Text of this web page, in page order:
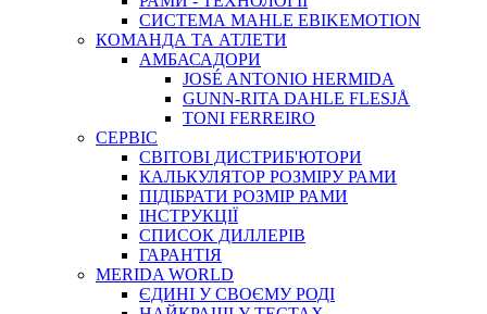
СИСТЕМА MAHLE EBIKEMOTION
КОМАНДА ТА АТЛЕТИ
АМБАСАДОРИ
JOSÉ ANTONIO HERMIDA
GUNN-RITA DAHLE FLESJÅ
TONI FERREIRO
СЕРВІС
СВІТОВІ ДИСТРИБ'ЮТОРИ
КАЛЬКУЛЯТОР РОЗМIРУ РАМИ
ПІДІБРАТИ РОЗМІР РАМИ
IНСТРУКЦIЇ
СПИСОК ДИЛЛЕРІВ
ГАРАНТIЯ
MERIDA WORLD
ЄДИНI У СВОЄМУ РОДI